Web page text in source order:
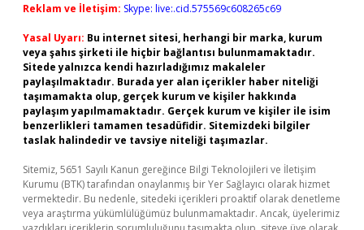
Reklam ve İletişim: Skype: live:.cid.575569c608265c69
Yasal Uyarı: Bu internet sitesi, herhangi bir marka, kurum
veya şahıs şirketi ile hiçbir bağlantısı bulunmamaktadır.
Sitede yalnızca kendi hazırladığımız makaleler
paylaşılmaktadır. Burada yer alan içerikler haber niteliği
taşımamakta olup, gerçek kurum ve kişiler hakkında
paylaşım yapılmamaktadır. Gerçek kurum ve kişiler ile isim
benzerlikleri tamamen tesadüfidir. Sitemizdeki bilgiler
taslak halindedir ve tavsiye niteliği taşımazlar.
Sitemiz, 5651 Sayılı Kanun gereğince Bilgi Teknolojileri ve İletişim
Kurumu (BTK) tarafından onaylanmış bir Yer Sağlayıcı olarak hizmet
vermektedir. Bu nedenle, sitedeki içerikleri proaktif olarak denetleme
veya araştırma yükümlülüğümüz bulunmamaktadır. Ancak, üyelerimiz